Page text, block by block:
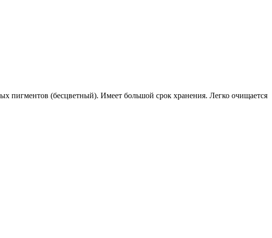
пигментов (бесцветный). Имеет большой срок хранения. Легко очищается